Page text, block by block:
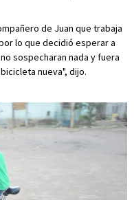
de Juan que trabaja
lo que decidió esperar a
sospecharan nada y fuera
nueva", dijo.